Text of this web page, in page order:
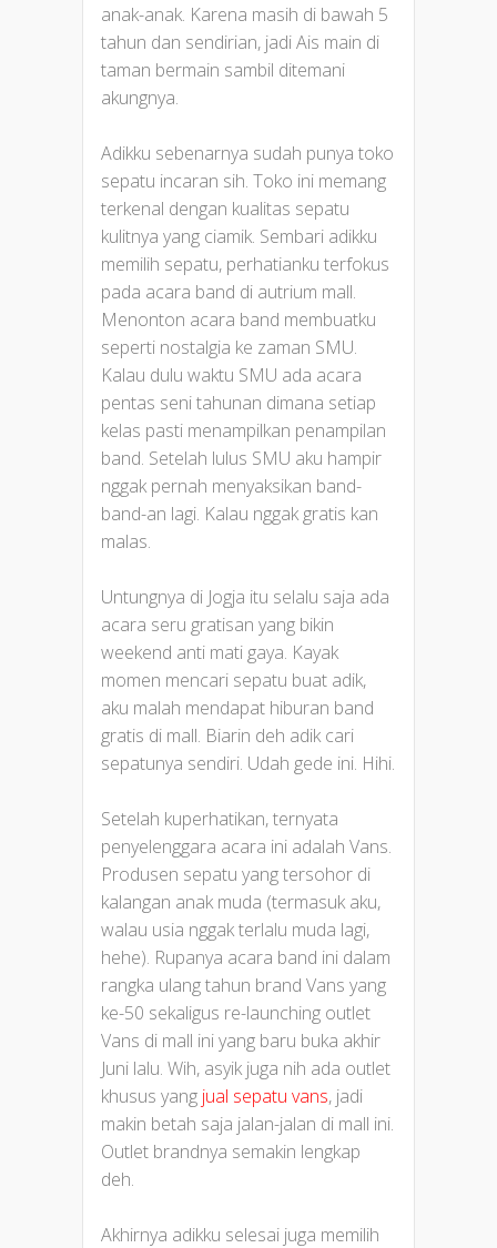
anak-anak. Karena masih di bawah 5
tahun dan sendirian, jadi Ais main di
taman bermain sambil ditemani
akungnya.
Adikku sebenarnya sudah punya toko
sepatu incaran sih. Toko ini memang
terkenal dengan kualitas sepatu
kulitnya yang ciamik. Sembari adikku
memilih sepatu, perhatianku terfokus
pada acara band di autrium mall.
Menonton acara band membuatku
seperti nostalgia ke zaman SMU.
Kalau dulu waktu SMU ada acara
pentas seni tahunan dimana setiap
kelas pasti menampilkan penampilan
band. Setelah lulus SMU aku hampir
nggak pernah menyaksikan band-
band-an lagi. Kalau nggak gratis kan
malas.
Untungnya di Jogja itu selalu saja ada
acara seru gratisan yang bikin
weekend anti mati gaya. Kayak
momen mencari sepatu buat adik,
aku malah mendapat hiburan band
gratis di mall. Biarin deh adik cari
sepatunya sendiri. Udah gede ini. Hihi.
Setelah kuperhatikan, ternyata
penyelenggara acara ini adalah Vans.
Produsen sepatu yang tersohor di
kalangan anak muda (termasuk aku,
walau usia nggak terlalu muda lagi,
hehe). Rupanya acara band ini dalam
rangka ulang tahun brand Vans yang
ke-50 sekaligus re-launching outlet
Vans di mall ini yang baru buka akhir
Juni lalu. Wih, asyik juga nih ada outlet
khusus yang jual sepatu vans, jadi
makin betah saja jalan-jalan di mall ini.
Outlet brandnya semakin lengkap
deh.
Akhirnya adikku selesai juga memilih